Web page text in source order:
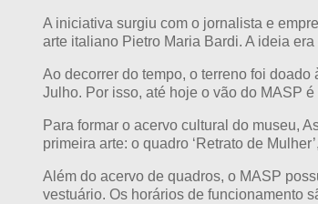
A iniciativa surgiu com o jornalista e
arte italiano Pietro Maria Bardi. A ideia
Ao decorrer do tempo, o terreno foi
Julho. Por isso, até hoje o vão do MASP
Para formar o acervo cultural do museu,
primeira arte: o quadro ‘Retrato de
Além do acervo de quadros, o MASP
vestuário. Os horários de funcionamento